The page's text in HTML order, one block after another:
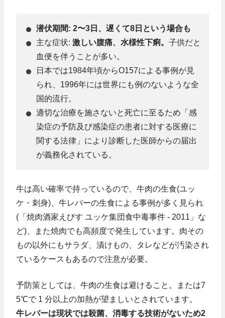
潜伏期間: 2〜3日、遅くて8日という場合も
主な症状: 激しい腹痛、水様性下痢。 子供だと
血便を伴うことが多い。
日本では1984年頃からO157による事例が見
られ、1996年には世界にも例のないような全
国的流行。
適切な治療を施さないと死亡に至るため「感
染症の予防及び感染症の患者に対する医療に
関する法律」により診断した医師からの届出
が義務化されている。
牛は高い確率で持っているので、牛肉の生食(ユッ
ケ・刺身)、牛レバーの生食による事例が多く見られ
(「焼肉酒家えびす ユッケ集団食中毒事件 - 2011」な
ど)、また焼肉でも高頻度で発生しています。肉その
もの以外にもサラダ、漬けもの、タレなどが汚染され
ているケースもあるので注意が必要。
予防策としては、牛肉の生食は避けること。または7
5℃で 1 分以上の加熱が望ましいとされています。
牛レバーは現状では殺菌、消毒する技術がないため2